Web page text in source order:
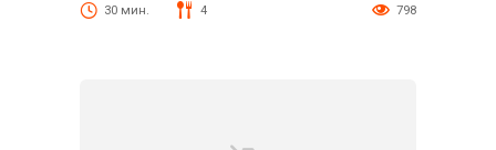
30 мин. 4 798